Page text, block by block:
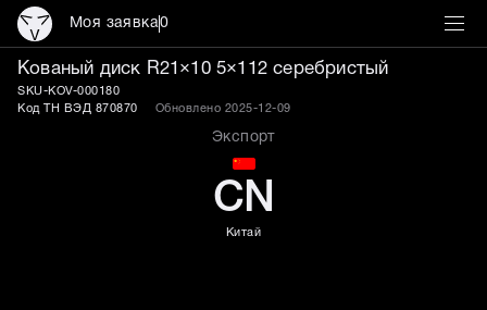
Моя заявка0
Кованый диск R21×10
Кованый диск R21×10 5×112 серебристый
SKU-KOV-000180
Код ТН ВЭД 870870
Обновлено 2025-12-09
Экспорт
CN
Китай